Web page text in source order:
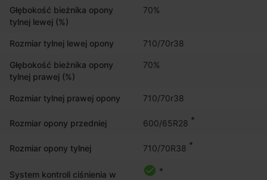
Głębokość bieżnika opony
tylnej lewej (%)
70%
Rozmiar tylnej lewej opony 710/70r38
Głębokość bieżnika opony
tylnej prawej (%)
70%
Rozmiar tylnej prawej opony 710/70r38
Rozmiar opony przedniej 600/65R28 *
Rozmiar opony tylnej 710/70R38 *
System kontroli ciśnienia w
*